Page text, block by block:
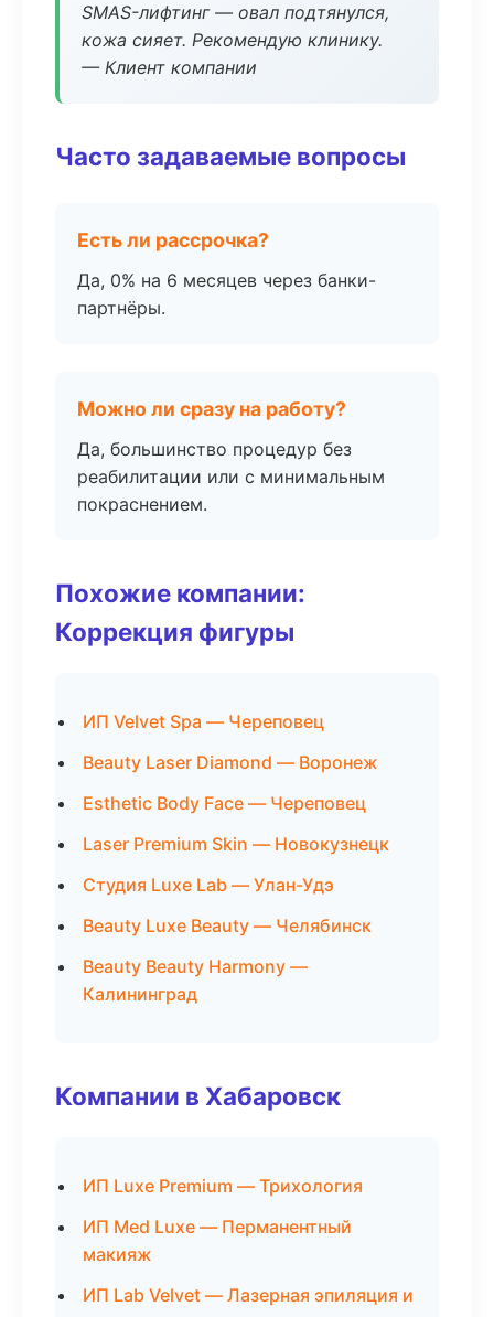
SMAS-лифтинг — овал подтянулся,
кожа сияет. Рекомендую клинику.
— Клиент компании
Часто задаваемые вопросы
Есть ли рассрочка?
Да, 0% на 6 месяцев через банки-
партнёры.
Можно ли сразу на работу?
Да, большинство процедур без
реабилитации или с минимальным
покраснением.
Похожие компании:
Коррекция фигуры
ИП Velvet Spa — Череповец
Beauty Laser Diamond — Воронеж
Esthetic Body Face — Череповец
Laser Premium Skin — Новокузнецк
Студия Luxe Lab — Улан-Удэ
Beauty Luxe Beauty — Челябинск
Beauty Beauty Harmony —
Калининград
Компании в Хабаровск
ИП Luxe Premium — Трихология
ИП Med Luxe — Перманентный
макияж
ИП Lab Velvet — Лазерная эпиляция и